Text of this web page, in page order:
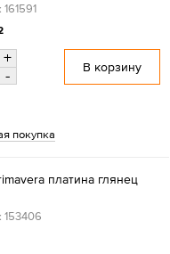
+
-
В корзину
покупка
платина глянец
153406